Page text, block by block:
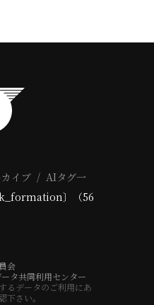
イブ
AIタグ一
〕（56
会
タ共同利用センター
るデータのご利用にあ
下さい。